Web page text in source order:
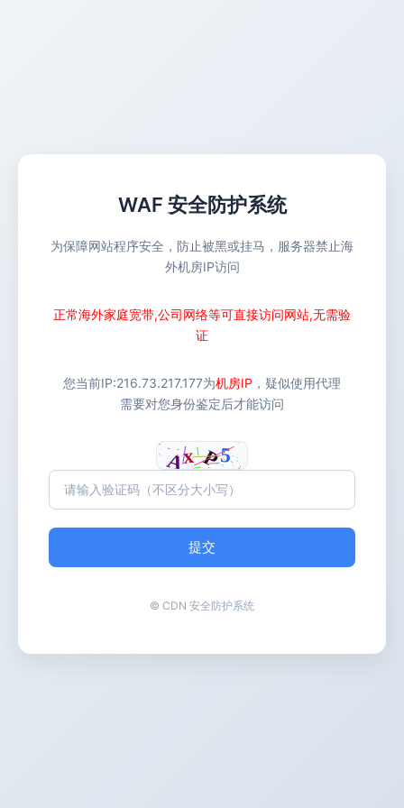
WAF 安全防护系统
为保障网站程序安全，防止被黑或挂马，服务器禁止海
外机房IP访问
正常海外家庭宽带,公司网络等可直接访问网站,无需验
证
您当前IP:216.73.217.177为机房IP ，疑似使用代理
需要对您身份鉴定后才能访问
提交
© CDN 安全防护系统